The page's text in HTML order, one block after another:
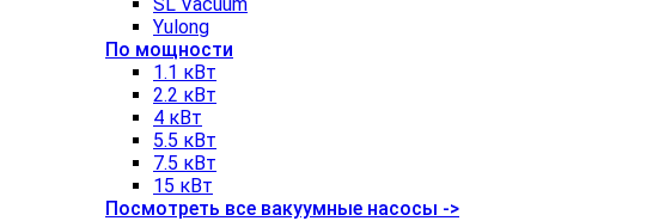
Yulong
По мощности
1.1 кВт
2.2 кВт
4 кВт
5.5 кВт
7.5 кВт
15 кВт
Посмотреть все вакуумные насосы ->